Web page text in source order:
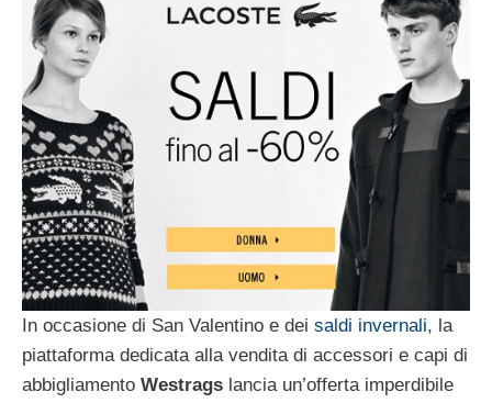
In occasione di San Valentino e dei saldi invernali, la
piattaforma dedicata alla vendita di accessori e capi di
abbigliamento Westrags lancia un’offerta imperdibile